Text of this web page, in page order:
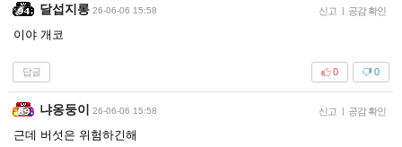
달섭지롱 26-06-06 15:58 신고 | 공감 확인
이야 개코
답글 0
0
냐옹둥이 26-06-06 15:58 신고 | 공감 확인
근데 버섯은 위험하긴해